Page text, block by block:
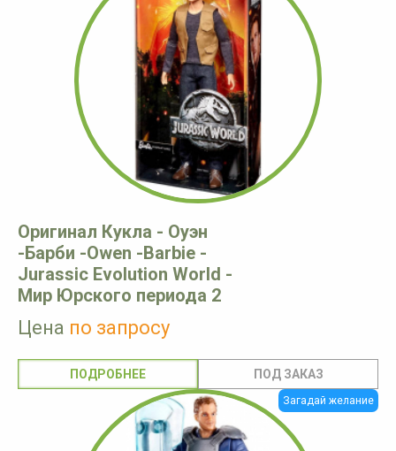
Оригинал Кукла - Оуэн
-Барби -Owen -Barbie -
Jurassic Evolution World -
Мир Юрского периода 2
Цена по запросу
ПОДРОБНЕЕ
Загадай желание